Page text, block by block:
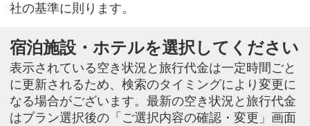
社の基準に則ります。
宿泊施設・ホテルを選択してください
表示されている空き状況と旅行代金は一定時間ごと
に更新されるため、検索のタイミングにより変更に
なる場合がございます。最新の空き状況と旅行代金
はプラン選択後の「ご選択内容の確認・変更」画面